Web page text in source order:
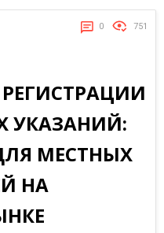
0 751
УКАЗАНИЙ:
МЕСТНЫХ
НА